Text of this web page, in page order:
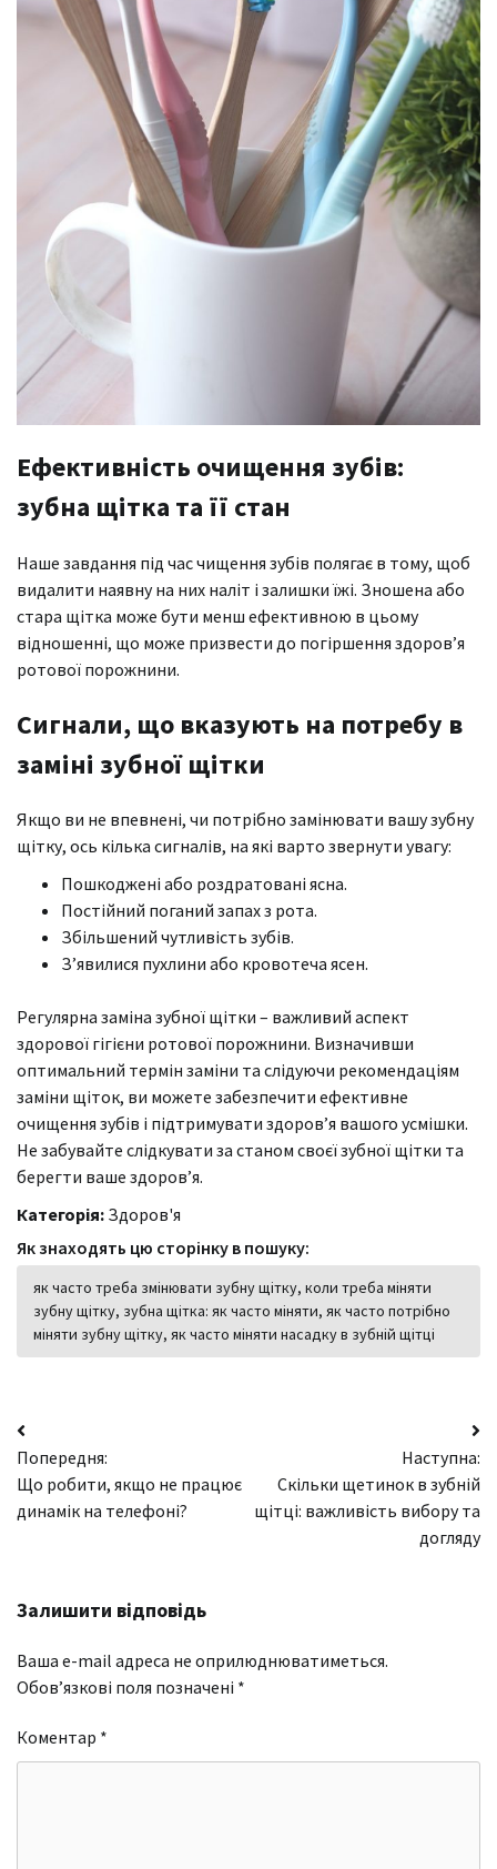
Ефективність очищення зубів:
зубна щітка та її стан
Наше завдання під час чищення зубів полягає в тому, щоб
видалити наявну на них наліт і залишки їжі. Зношена або
стара щітка може бути менш ефективною в цьому
відношенні, що може призвести до погіршення здоров’я
ротової порожнини.
Сигнали, що вказують на потребу в
заміні зубної щітки
Якщо ви не впевнені, чи потрібно замінювати вашу зубну
щітку, ось кілька сигналів, на які варто звернути увагу:
Пошкоджені або роздратовані ясна.
Постійний поганий запах з рота.
Збільшений чутливість зубів.
З’явилися пухлини або кровотеча ясен.
Регулярна заміна зубної щітки – важливий аспект
здорової гігієни ротової порожнини. Визначивши
оптимальний термін заміни та слідуючи рекомендаціям
заміни щіток, ви можете забезпечити ефективне
очищення зубів і підтримувати здоров’я вашого усмішки.
Не забувайте слідкувати за станом своєї зубної щітки та
берегти ваше здоров’я.
Категорія: Здоров'я
Як знаходять цю сторінку в пошуку:
як часто треба змінювати зубну щітку, коли треба міняти
зубну щітку, зубна щітка: як часто міняти, як часто потрібно
міняти зубну щітку, як часто міняти насадку в зубній щітці
Навігація
записів
Попередня:
Що робити, якщо не працює
динамік на телефоні?
Наступна:
Скільки щетинок в зубній
щітці: важливість вибору та
догляду
Залишити відповідь
Ваша e-mail адреса не оприлюднюватиметься.
Обов’язкові поля позначені *
Коментар *